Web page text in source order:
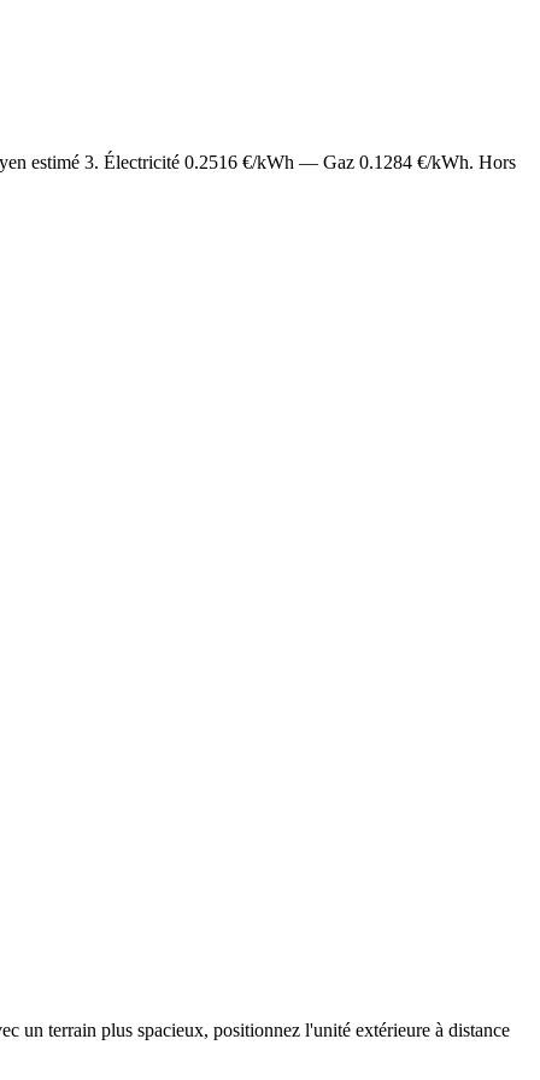
estimé 3. Électricité 0.2516 €/kWh — Gaz 0.1284 €/kWh. Hors
un terrain plus spacieux, positionnez l'unité extérieure à distance